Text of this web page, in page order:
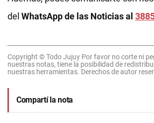
del WhatsApp de las Noticias al
Copyright © Todo Jujuy Por favor no corte ni
nuestras notas, tiene la posibilidad de
nuestras herramientas. Derechos de autor
Compartí la nota